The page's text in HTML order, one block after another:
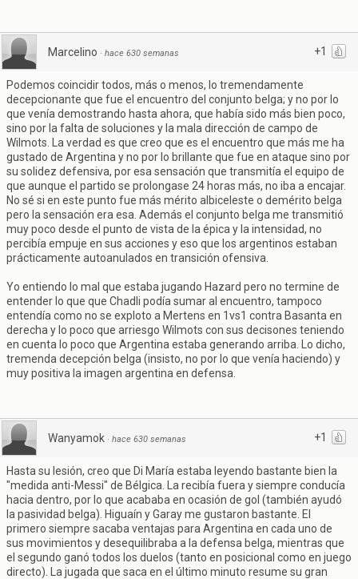
+1
Marcelino · hace 630 semanas
Podemos coincidir todos, más o menos, lo tremendamente
decepcionante que fue el encuentro del conjunto belga; y no por lo
que venía demostrando hasta ahora, que había sido más bien poco,
sino por la falta de soluciones y la mala dirección de campo de
Wilmots. La verdad es que creo que es el encuentro que más me ha
gustado de Argentina y no por lo brillante que fue en ataque sino por
su solidez defensiva, por esa sensación que transmitía el equipo de
que aunque el partido se prolongase 24 horas más, no iba a encajar.
No sé si en este punto fue más mérito albiceleste o demérito belga
pero la sensación era esa. Además el conjunto belga me transmitió
muy poco desde el punto de vista de la épica y la intensidad, no
percibía empuje en sus acciones y eso que los argentinos estaban
prácticamente autoanulados en transición ofensiva.
Yo entiendo lo mal que estaba jugando Hazard pero no termine de
entender lo que que Chadli podía sumar al encuentro, tampoco
entendía como no se exploto a Mertens en 1vs1 contra Basanta en
derecha y lo poco que arriesgo Wilmots con sus decisones teniendo
en cuenta lo poco que Argentina estaba generando arriba. Lo dicho,
tremenda decepción belga (insisto, no por lo que venía haciendo) y
muy positiva la imagen argentina en defensa.
+1
Wanyamok · hace 630 semanas
Hasta su lesión, creo que Di María estaba leyendo bastante bien la
"medida anti-Messi" de Bélgica. La recibía fuera y siempre conducía
hacia dentro, por lo que acababa en ocasión de gol (también ayudó
la pasividad belga). Higuaín y Garay me gustaron bastante. El
primero siempre sacaba ventajas para Argentina en cada uno de
sus movimientos y desequilibraba a la defensa belga, mientras que
el segundo ganó todos los duelos (tanto en posicional como en juego
directo). La jugada que saca en el último minuto resume su gran